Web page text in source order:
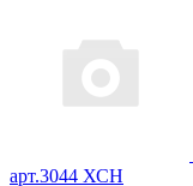
арт.3044 ХСН